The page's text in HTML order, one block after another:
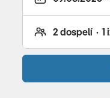
poplatok • fitnes •
elektromobily zdarma
detská postieľka,